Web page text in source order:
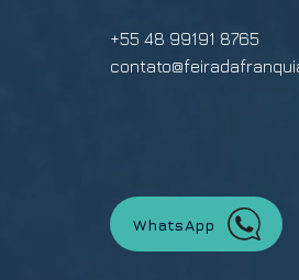
+55 48 99191 8765
WhatsApp